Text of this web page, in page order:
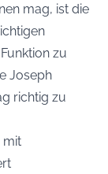
mag, ist die
zu
Joseph
richtig zu
mit